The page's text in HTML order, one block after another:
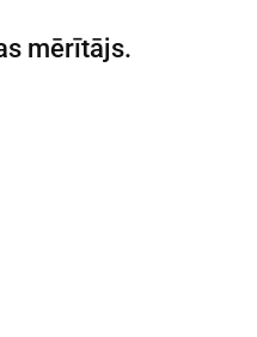
mērītājs.